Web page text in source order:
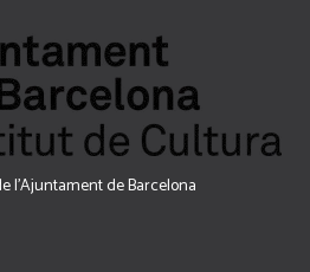
l’Ajuntament de Barcelona